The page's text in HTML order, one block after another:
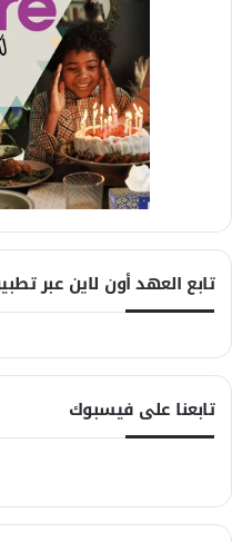
تابع العهد أون لاين عبر
تابعنا على فيسبوك